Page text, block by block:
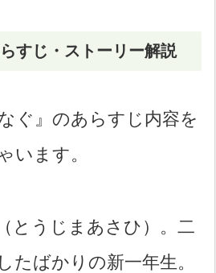
すじ・ストーリー解説
ぐ』のあらすじ内容を
います。
とうじまあさひ）。二
たばかりの新一年生。